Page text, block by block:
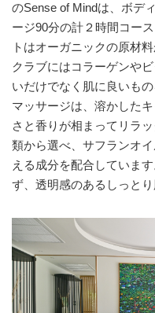
のSense of Mindは、ボデ
ージ90分の計２時間コー
トはオーガニックの原材
クラブにはコラーゲンや
いだけでなく肌に良いも
マッサージは、溶かした
さと香りが相まってリラ
類から選べ、サフランオ
える成分を配合していま
ず、透明感のあるしっとり